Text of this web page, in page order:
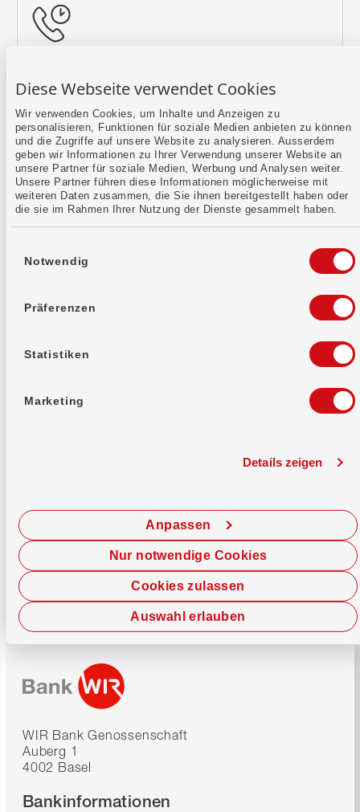
Diese Webseite verwendet Cookies
Wir verwenden Cookies, um Inhalte und Anzeigen zu
personalisieren, Funktionen für soziale Medien anbieten zu können
und die Zugriffe auf unsere Website zu analysieren. Ausserdem
geben wir Informationen zu Ihrer Verwendung unserer Website an
unsere Partner für soziale Medien, Werbung und Analysen weiter.
Unsere Partner führen diese Informationen möglicherweise mit
weiteren Daten zusammen, die Sie ihnen bereitgestellt haben oder
die sie im Rahmen Ihrer Nutzung der Dienste gesammelt haben.
Notwendig
Präferenzen
Statistiken
Marketing
Details zeigen
Cookies zulassen
Anpassen
Auswahl erlauben
Nur notwendige Cookies
Mehr erfahren
Kontaktformular
Jetzt chatten
WIR Bank Genossenschaft
Auberg 1
4002 Basel
Bankinformationen